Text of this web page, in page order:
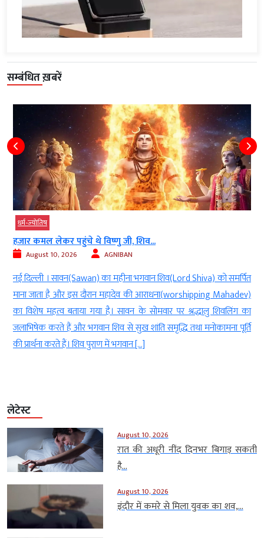
सम्बंधित ख़बरें
धर्म-ज्‍योतिष
हजार कमल लेकर पहुंचे थे विष्णु जी, शिव...
August 10, 2026 AGNIBAN
नई दिल्ली । सावन(Sawan) का महीना भगवान शिव(Lord Shiva) को समर्पित
माना जाता है और इस दौरान महादेव की आराधना(worshipping Mahadev)
का विशेष महत्व बताया गया है। सावन के सोमवार पर श्रद्धालु शिवलिंग का
जलाभिषेक करते हैं और भगवान शिव से सुख शांति समृद्धि तथा मनोकामना पूर्ति
की प्रार्थना करते हैं। शिव पुराण में भगवान […]
लेटेस्ट
August 10, 2026
रात की अधूरी नींद दिनभर बिगाड़ सकती
है...
August 10, 2026
इंदौर में कमरे से मिला युवक का शव,...